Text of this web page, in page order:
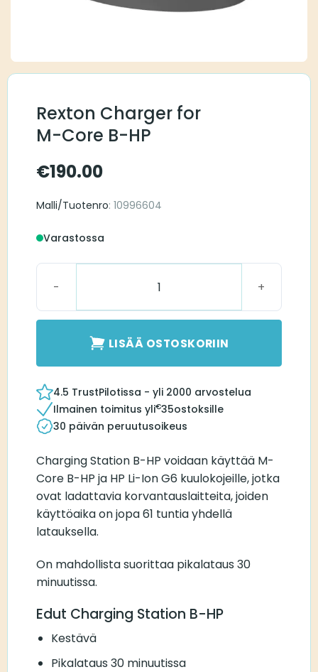
Rexton Charger for
M-Core B-HP
€190.00
Malli/Tuotenro: 10996604
Varastossa
LISÄÄ OSTOSKORIIN
4.5 TrustPilotissa - yli 2000 arvostelua
Ilmainen toimitus yli€35ostoksille
30 päivän peruutusoikeus
Charging Station B-HP voidaan käyttää M-
Core B-HP ja HP Li-Ion G6 kuulokojeille, jotka
ovat ladattavia korvantauslaitteita, joiden
käyttöaika on jopa 61 tuntia yhdellä
latauksella.
On mahdollista suorittaa pikalataus 30
minuutissa.
Edut Charging Station B-HP
Kestävä
Pikalataus 30 minuutissa